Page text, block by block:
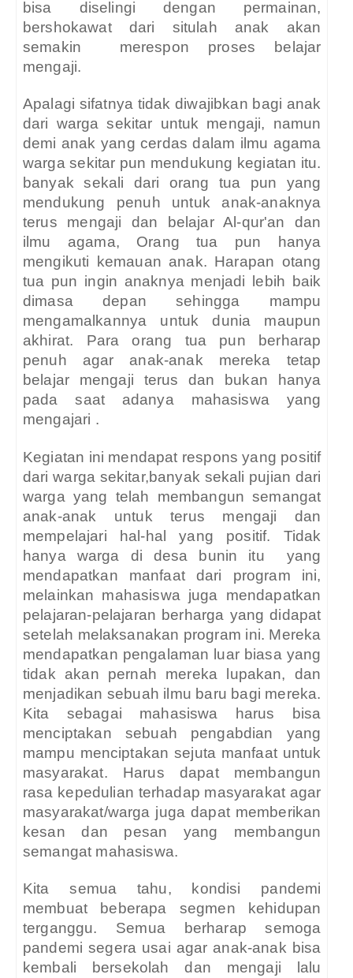
bisa diselingi dengan permainan,
bershokawat dari situlah anak akan
semakin
merespon proses belajar
mengaji.
Apalagi sifatnya tidak diwajibkan bagi anak
dari warga sekitar untuk mengaji, namun
demi anak yang cerdas dalam ilmu agama
warga sekitar pun mendukung kegiatan itu.
banyak sekali dari orang tua pun yang
mendukung penuh untuk anak-anaknya
terus mengaji dan belajar Al-qur'an dan
ilmu agama, Orang tua pun hanya
mengikuti kemauan anak. Harapan otang
tua pun ingin anaknya menjadi lebih baik
dimasa depan sehingga mampu
mengamalkannya untuk dunia maupun
akhirat. Para orang tua pun berharap
penuh agar anak-anak mereka tetap
belajar mengaji terus dan bukan hanya
pada saat adanya mahasiswa yang
mengajari .
Kegiatan ini mendapat respons yang positif
dari warga sekitar,banyak sekali pujian dari
warga yang telah membangun semangat
anak-anak untuk terus mengaji dan
mempelajari hal-hal yang positif. Tidak
hanya warga di desa bunin itu
yang
mendapatkan manfaat dari program ini,
melainkan mahasiswa juga mendapatkan
pelajaran-pelajaran berharga yang didapat
setelah melaksanakan program ini. Mereka
mendapatkan pengalaman luar biasa yang
tidak akan pernah mereka lupakan, dan
menjadikan sebuah ilmu baru bagi mereka.
Kita sebagai mahasiswa harus bisa
menciptakan sebuah pengabdian yang
mampu menciptakan sejuta manfaat untuk
masyarakat. Harus dapat membangun
rasa kepedulian terhadap masyarakat agar
masyarakat/warga juga dapat memberikan
kesan dan pesan yang membangun
semangat mahasiswa.
Kita semua tahu, kondisi pandemi
membuat beberapa segmen kehidupan
terganggu. Semua berharap semoga
pandemi segera usai agar anak-anak bisa
kembali bersekolah dan mengaji lalu